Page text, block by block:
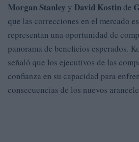
Morgan Stanley y David Kostinde
que las correcciones en el mercado
representan una oportunidad de
panorama de beneficios esperados.
señaló que los ejecutivos de las
confianza en su capacidad para
consecuencias de los nuevos